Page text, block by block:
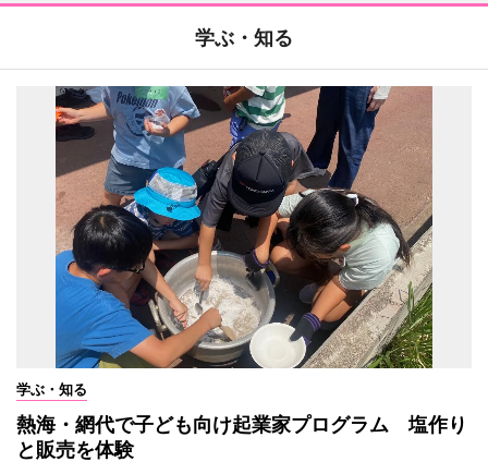
学ぶ・知る
学ぶ・知る
熱海・網代で子ども向け起業家プログラム 塩作り
と販売を体験